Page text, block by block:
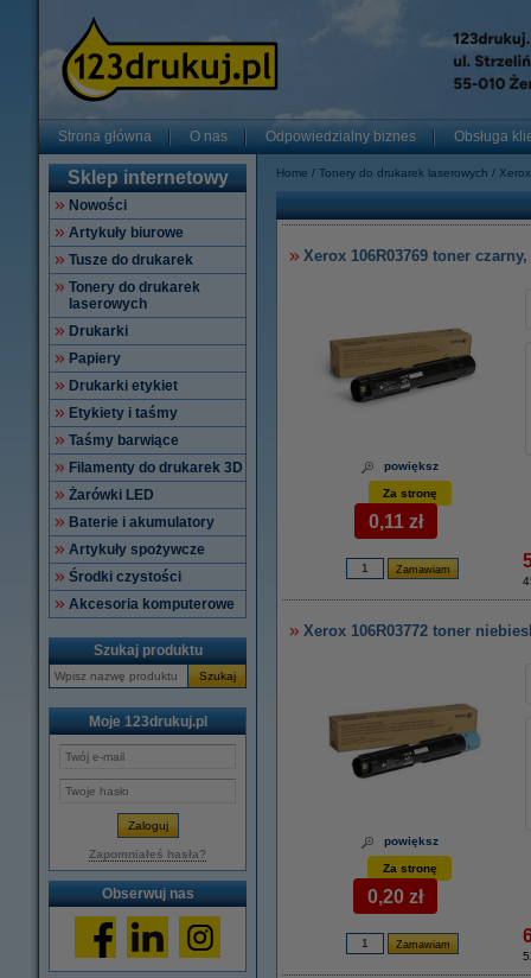
Strona główna O nas Odpowiedzialny biznes Obsługa
Sklep internetowy
Nowości
Artykuły biurowe
Tusze do drukarek
Tonery do drukarek
laserowych
Drukarki
Papiery
Drukarki etykiet
Etykiety i taśmy
Taśmy barwiące
Filamenty do drukarek 3D
Żarówki LED
Baterie i akumulatory
Artykuły spożywcze
Środki czystości
Akcesoria komputerowe
Szukaj produktu
Szukaj
Moje 123drukuj.pl
Zapomniałeś hasła?
Obserwuj nas
Home Tonery do drukarek laserowych Xerox
Xerox 106R03769 toner
powiększ
Za stronę
0,11 zł
Xerox 106R03772 toner
powiększ
Za stronę
0,20 zł